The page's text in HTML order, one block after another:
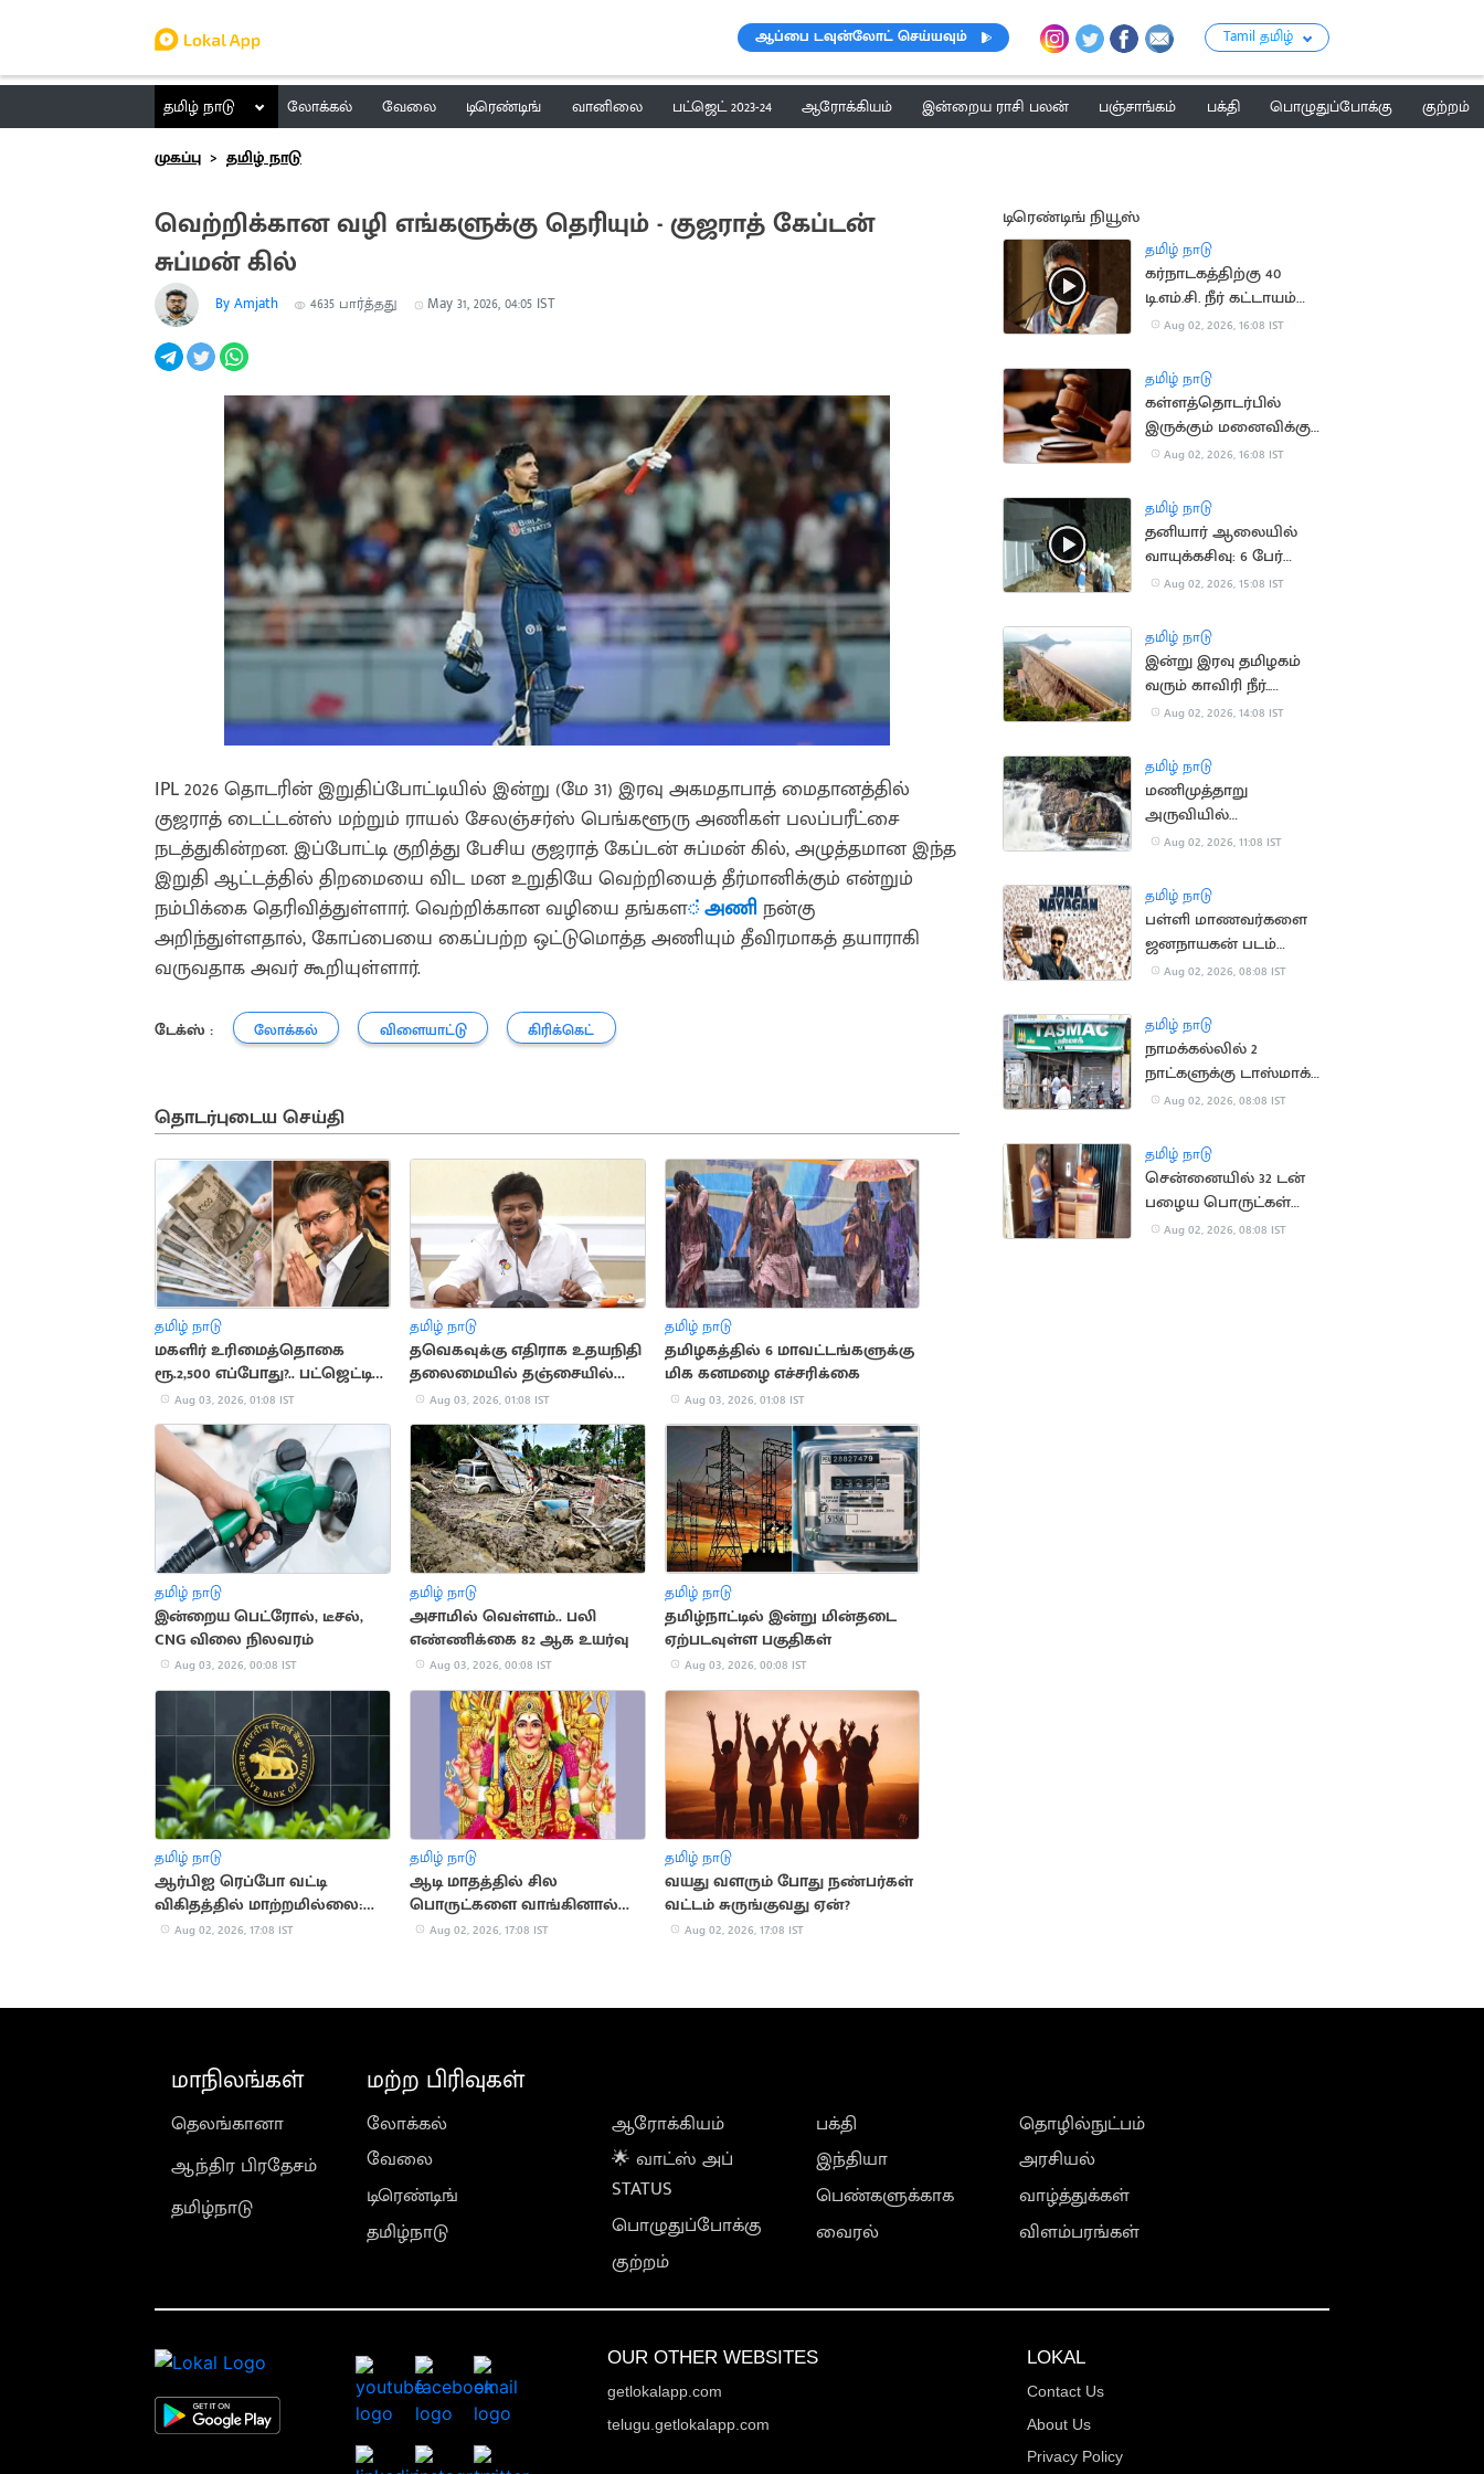
ஆப்பை டவுன்லோட் செய்யவும் Tamil தமிழ்
தமிழ் நாடு லோக்கல் வேலை டிரெண்டிங் வானிலை பட்ஜெட் 2023-24 ஆரோக்கியம் இன்றைய ராசி பலன் பஞ்சாங்கம் பக்தி பொழுதுப்போக்கு
குற்றம்
முகப்பு
தமிழ் நாடு
வெற்றிக்கான வழி எங்களுக்கு தெரியும் - குஜராத் கேப்டன்
சுப்மன் கில்
By Amjath 4635 பார்த்தது May 31, 2026, 04:05 IST
IPL 2026 தொடரின் இறுதிப்போட்டியில் இன்று (மே 31) இரவு அகமதாபாத் மைதானத்தில்
குஜராத் டைட்டன்ஸ் மற்றும் ராயல் சேலஞ்சர்ஸ் பெங்களூரு அணிகள் பலப்பரீட்சை
நடத்துகின்றன. இப்போட்டி குறித்து பேசிய குஜராத் கேப்டன் சுப்மன் கில், அழுத்தமான இந்த
இறுதி ஆட்டத்தில் திறமையை விட மன உறுதியே வெற்றியைத் தீர்மானிக்கும் என்றும்
நம்பிக்கை தெரிவித்துள்ளார். வெற்றிக்கான வழியை தங்கள் அணிநன்கு
அறிந்துள்ளதால், கோப்பையை கைப்பற்ற ஒட்டுமொத்த அணியும் தீவிரமாகத் தயாராகி
வருவதாக அவர் கூறியுள்ளார்.
டேக்ஸ் : லோக்கல் விளையாட்டு கிரிக்கெட்
தொடர்புடைய செய்தி
தமிழ் நாடு
மகளிர் உரிமைத்தொகை
ரூ.2,500 எப்போது?.. பட்ஜெட்டில்
பதில் கிடைக்குமா?
Aug 03, 2026, 01:08 IST
தமிழ் நாடு
தவெகவுக்கு எதிராக உதயநிதி
தலைமையில் தஞ்சையில்
திமுக ஆர்ப்பாட்டம்
Aug 03, 2026, 01:08 IST
தமிழ் நாடு
தமிழகத்தில் 6 மாவட்டங்களுக்கு
மிக கனமழை எச்சரிக்கை
Aug 03, 2026, 01:08 IST
தமிழ் நாடு
இன்றைய பெட்ரோல், டீசல்,
CNG விலை நிலவரம்
Aug 03, 2026, 00:08 IST
தமிழ் நாடு
அசாமில் வெள்ளம்.. பலி
எண்ணிக்கை 82 ஆக உயர்வு
Aug 03, 2026, 00:08 IST
தமிழ் நாடு
தமிழ்நாட்டில் இன்று மின்தடை
ஏற்படவுள்ள பகுதிகள்
Aug 03, 2026, 00:08 IST
தமிழ் நாடு
ஆர்பிஐ ரெப்போ வட்டி
விகிதத்தில் மாற்றமில்லை:
பொருளாதார நிபுணர்கள்
Aug 02, 2026, 17:08 IST
தமிழ் நாடு
ஆடி மாதத்தில் சில
பொருட்களை வாங்கினால்
பண நஷ்டம் ஏற்படுமா?
Aug 02, 2026, 17:08 IST
தமிழ் நாடு
வயது வளரும் போது நண்பர்கள்
வட்டம் சுருங்குவது ஏன்?
Aug 02, 2026, 17:08 IST
டிரெண்டிங் நியூஸ்
தமிழ் நாடு
கர்நாடகத்திற்கு 40
டி.எம்.சி. நீர் கட்டாயம்
தேவை.. டி.கே.சிவகுமார்
Aug 02, 2026, 16:08 IST
தமிழ் நாடு
கள்ளத்தொடர்பில்
இருக்கும் மனைவிக்கு
இடைக்கால ஜீவனாம்சம்
Aug 02, 2026, 16:08 IST
தமிழ் நாடு
தனியார் ஆலையில்
வாயுக்கசிவு: 6 பேர்
மருத்துவமனையில்
Aug 02, 2026, 15:08 IST
தமிழ் நாடு
இன்று இரவு தமிழகம்
வரும் காவிரி நீர்..
மேட்டூர் அணை நிறைய
Aug 02, 2026, 14:08 IST
தமிழ் நாடு
மணிமுத்தாறு
அருவியில்
வெள்ளப்பெருக்கு: 2-
தடை
Aug 02, 2026, 11:08 IST
தமிழ் நாடு
பள்ளி மாணவர்களை
ஜனநாயகன் படம்
பார்க்க
புகார்
Aug 02, 2026, 08:08 IST
தமிழ் நாடு
நாமக்கல்லில் 2
நாட்களுக்கு டாஸ்மாக்
கடைகள் மூட உத்தரவு
Aug 02, 2026, 08:08 IST
தமிழ் நாடு
சென்னையில் 32 டன்
பழைய பொருட்கள்
சேகரிக்கப்பட்டு அகற்றம்
Aug 02, 2026, 08:08 IST
மாநிலங்கள்
தெலங்கானா
ஆந்திர பிரதேசம்
தமிழ்நாடு
மற்ற பிரிவுகள்
லோக்கல்
வேலை
டிரெண்டிங்
தமிழ்நாடு
ஆரோக்கியம்
🌟 வாட்ஸ் அப்
STATUS
பொழுதுப்போக்கு
குற்றம்
பக்தி
இந்தியா
பெண்களுக்காக
வைரல்
தொழில்நுட்பம்
அரசியல்
வாழ்த்துக்கள்
விளம்பரங்கள்
OUR OTHER WEBSITES
getlokalapp.com
telugu.getlokalapp.com
LOKAL
Contact Us
About Us
Privacy Policy